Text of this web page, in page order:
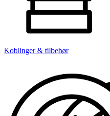
Koblinger & tilbehør